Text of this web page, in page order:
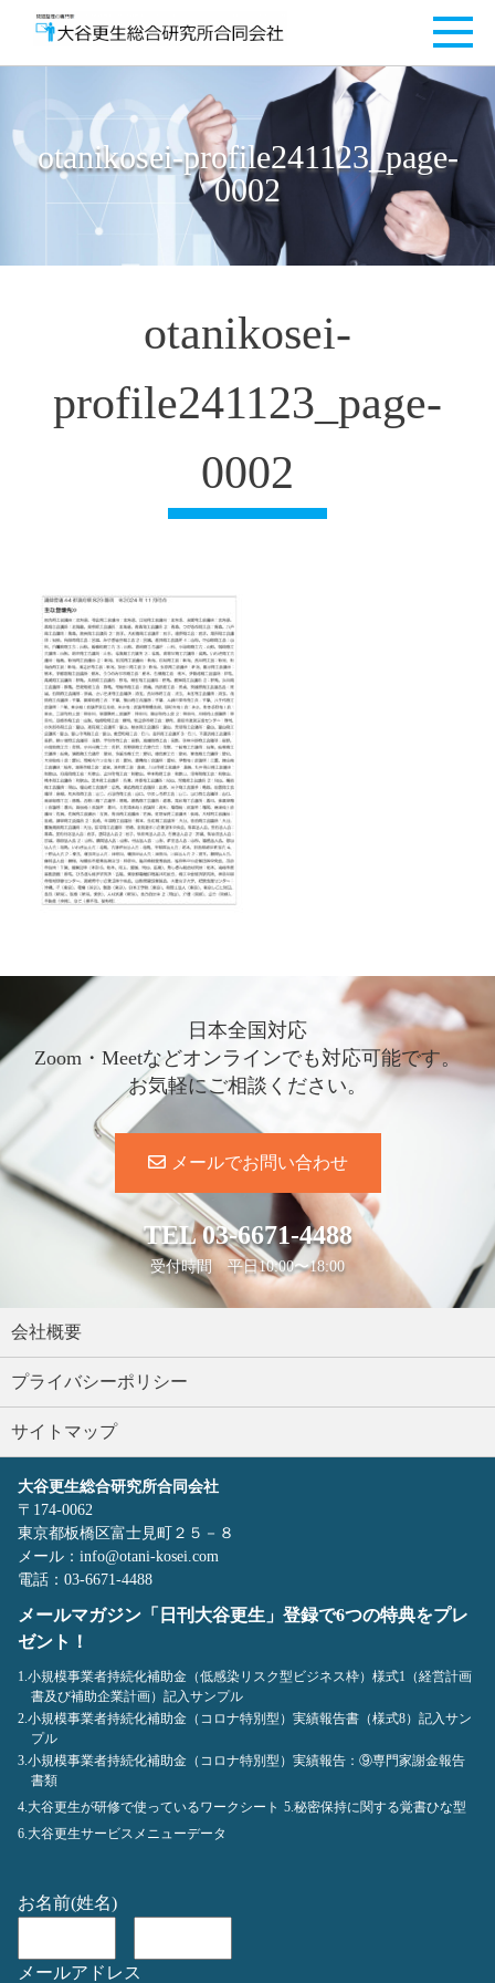
otanikosei-profile241123_page-
0002
otanikosei-
profile241123_page-
0002
日本全国対応
Zoom・Meetなどオンラインでも対応可能です。
お気軽にご相談ください。
メールでお問い合わせ
TEL03-6671-4488
受付時間 平日10:00〜18:00
会社概要
プライバシーポリシー
サイトマップ
大谷更生総合研究所合同会社
〒174-0062
東京都板橋区富士見町２５－８
メール：info@otani-kosei.com
電話：03-6671-4488
メールマガジン「日刊大谷更生」登録で6つの特典をプレ
ゼント！
1.小規模事業者持続化補助金（低感染リスク型ビジネス枠）様式1（経営計画
書及び補助企業計画）記入サンプル
2.小規模事業者持続化補助金（コロナ特別型）実績報告書（様式8）記入サン
プル
3.小規模事業者持続化補助金（コロナ特別型）実績報告：⑨専門家謝金報告
書類
4.大谷更生が研修で使っているワークシート 5.秘密保持に関する覚書ひな型
6.大谷更生サービスメニューデータ
お名前(姓名)
メールアドレス